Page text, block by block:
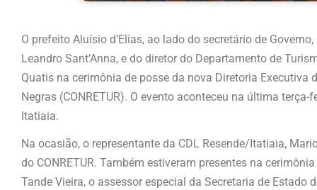
O prefeito Aluísio d’Elias, ao lado do secretário de
Leandro Sant’Anna, e do diretor do Departamento de
Quatis na cerimônia de posse da nova Diretoria
Negras (CONRETUR). O evento aconteceu na última
Itatiaia.
Na ocasião, o representante da CDL Resende/Itatiaia,
do CONRETUR. Também estiveram presentes na
Tande Vieira, o assessor especial da Secretaria de